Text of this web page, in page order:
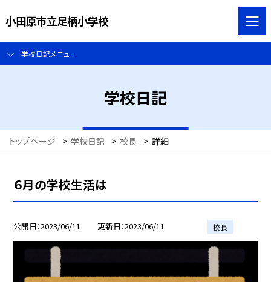
小田原市立足柄小学校
学校日記メニュー
学校日記
トップページ > 学校日記 > 校長 > 詳細
６月の学校生活は
公開日 2023/06/11 更新日 2023/06/11 校長